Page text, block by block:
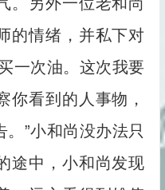
的情绪，并私下对
一次油。这次我要
你看到的人事物，
”小和尚没办法只
途中，小和尚发现